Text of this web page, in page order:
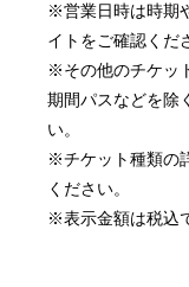
※営業日時は時期
イトをご確認くだ
※その他のチケッ
期間パスなどを除
い。
※チケット種類の
ください。
※表示金額は税込